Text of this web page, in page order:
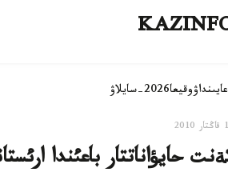
وقيعا2026-سايلاۋ
حايؤاناتتار باعئندا